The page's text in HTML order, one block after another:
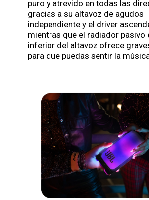
puro y atrevido en todas las
gracias a su altavoz de agudos
independiente y el driver
mientras que el radiador pasivo
inferior del altavoz ofrece
para que puedas sentir la